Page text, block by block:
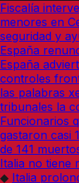
Fiscalía
menores en
seguridad y
España
España
controles
las palabras
tribunales la
Funcionarios
gastaron casi
de 141
Italia no tiene
◆ Italia